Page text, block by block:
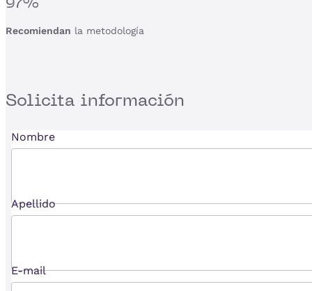
Recomiendan la metodología
Solicita información